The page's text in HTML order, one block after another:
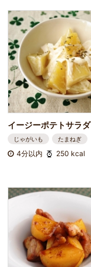
イージーポテトサラダ
じゃがいも たまねぎ
4分以内 250 kcal